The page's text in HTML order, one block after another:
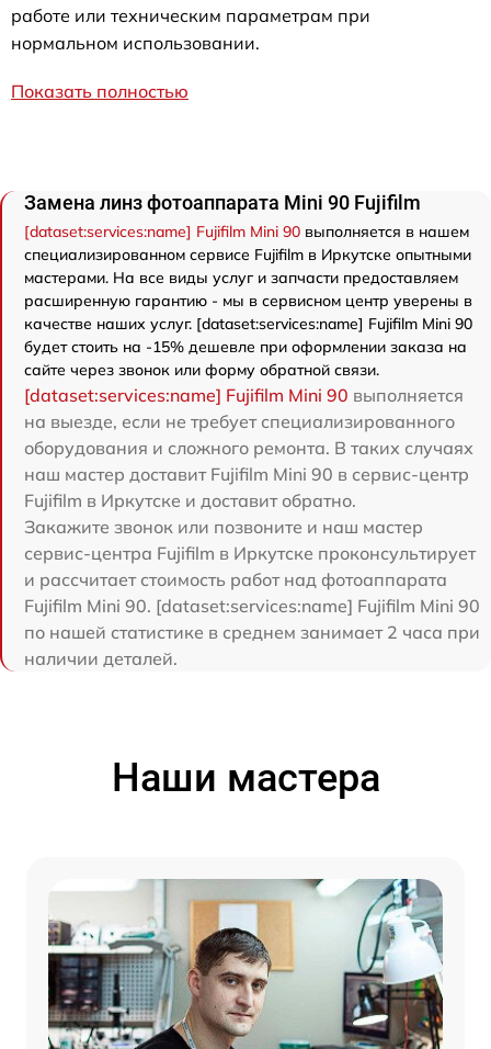
работе или техническим параметрам при
нормальном использовании.
Показать полностью
Замена линз фотоаппарата Mini 90 Fujifilm
[dataset:services:name] Fujifilm Mini 90 выполняется в нашем
специализированном сервисе Fujifilm в Иркутске опытными
мастерами. На все виды услуг и запчасти предоставляем
расширенную гарантию - мы в сервисном центр уверены в
качестве наших услуг. [dataset:services:name] Fujifilm Mini 90
будет стоить на -15% дешевле при оформлении заказа на
сайте через звонок или форму обратной связи.
[dataset:services:name] Fujifilm Mini 90 выполняется
на выезде, если не требует специализированного
оборудования и сложного ремонта. В таких случаях
наш мастер доставит Fujifilm Mini 90 в сервис-центр
Fujifilm в Иркутске и доставит обратно.
Закажите звонок или позвоните и наш мастер
сервис-центра Fujifilm в Иркутске проконсультирует
и рассчитает стоимость работ над фотоаппарата
Fujifilm Mini 90. [dataset:services:name] Fujifilm Mini 90
по нашей статистике в среднем занимает 2 часа при
наличии деталей.
Наши мастера